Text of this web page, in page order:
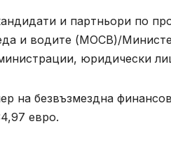
и партньори по
и водите (МОСВ)/
юридически
на безвъзмездна
евро.